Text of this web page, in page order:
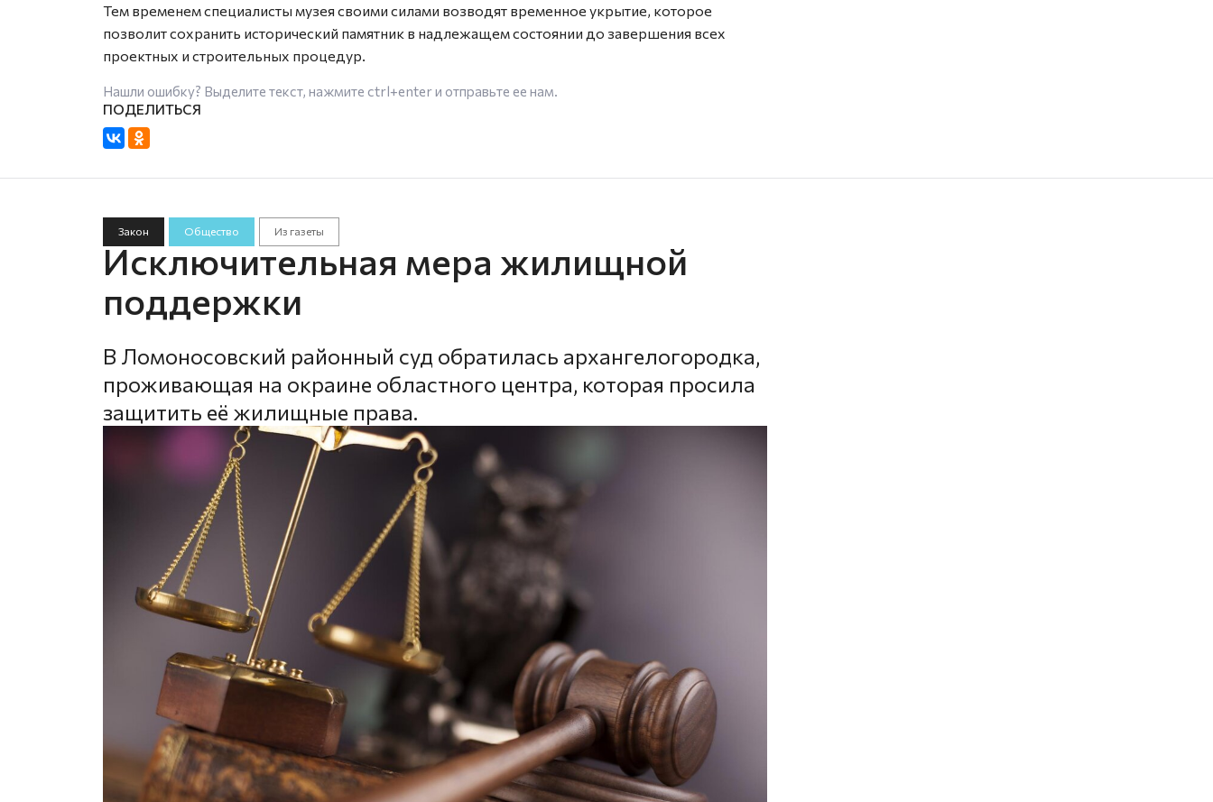
Тем временем специалисты музея своими силами возводят временное укрытие, которое
позволит сохранить исторический памятник в надлежащем состоянии до завершения всех
проектных и строительных процедур.
Нашли ошибку? Выделите текст, нажмите ctrl+enterи отправьте ее нам.
Закон Общество Из газеты
Исключительная мера жилищной
поддержки
В Ломоносовский районный суд обратилась архангелогородка,
проживающая на окраине областного центра, которая просила
защитить её жилищные права.